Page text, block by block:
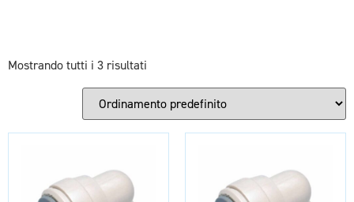
Mostrando tutti i 3 risultati